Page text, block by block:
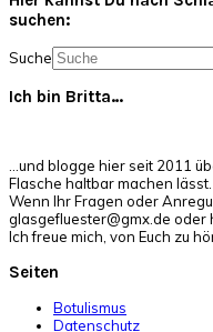
suchen:
Suche
Ich bin Britta…
…und blogge hier seit 2011
Flasche haltbar machen lässt.
Wenn Ihr Fragen oder
glasgefluester@gmx.de oder
Ich freue mich, von Euch zu
Seiten
Botulismus
Datenschutz